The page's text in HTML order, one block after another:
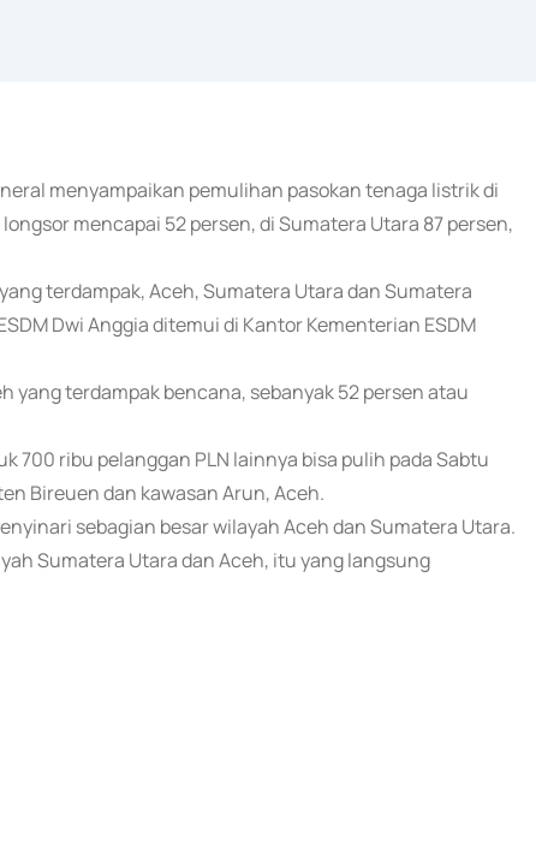
menyampaikan pemulihan pasokan tenaga listrik di
mencapai 52 persen, di Sumatera Utara 87 persen,
terdampak, Aceh, Sumatera Utara dan Sumatera
Dwi Anggia ditemui di Kantor Kementerian ESDM
yang terdampak bencana, sebanyak 52 persen atau
700 ribu pelanggan PLN lainnya bisa pulih pada Sabtu
Bireuen dan kawasan Arun, Aceh.
sebagian besar wilayah Aceh dan Sumatera Utara.
Sumatera Utara dan Aceh, itu yang langsung